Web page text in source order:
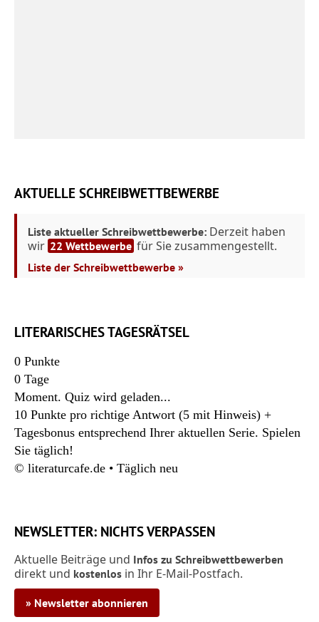
AKTUELLE SCHREIBWETTBEWERBE
Liste aktueller Schreibwettbewerbe: Derzeit haben
wir 22 Wettbewerbe für Sie zusammengestellt.
Liste der Schreibwettbewerbe »
LITERARISCHES TAGESRÄTSEL
0 Punkte
0 Tage
Moment. Quiz wird geladen...
10 Punkte pro richtige Antwort (5 mit Hinweis) +
Tagesbonus entsprechend Ihrer aktuellen Serie. Spielen
Sie täglich!
© literaturcafe.de • Täglich neu
NEWSLETTER: NICHTS VERPASSEN
Aktuelle Beiträge und Infos zu Schreibwettbewerben
direkt und kostenlos in Ihr E-Mail-Postfach.
» Newsletter abonnieren